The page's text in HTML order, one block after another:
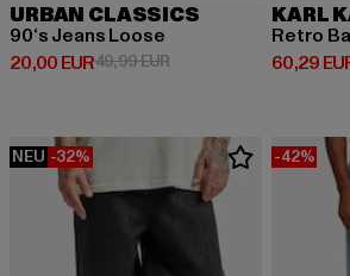
URBAN CLASSICS
90‘s Jeans Loose
20,00 EUR
Derzeitiger Preis: 20,00 EUR
49,99 EURAktionspreis: 49,99 EUR
KARL
60,29
NEU -32% -42%